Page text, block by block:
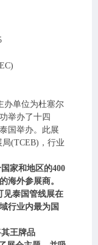
办单位为杜塞尔
举办了十四
国举办。此展
(TCEB)，行业
家和地区的400
海外参展商。
见泰国管线展在
行业内最为国
王牌品